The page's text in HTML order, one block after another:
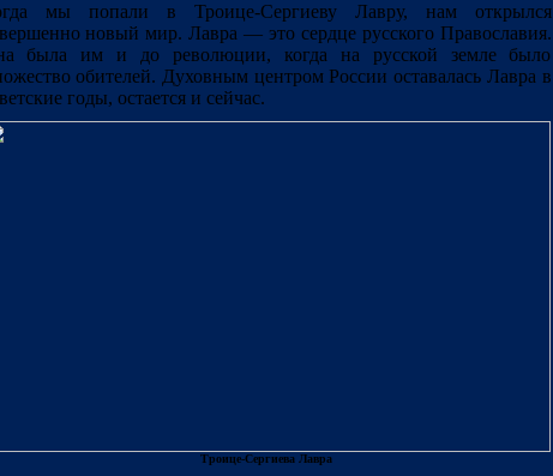
мы попали в Троице-Сергиеву Лавру, нам открылся
новый мир. Лавра ― это сердце русского Православия.
была им и до революции, когда на русской земле было
обителей. Духовным центром России оставалась Лавра в
годы, остается и сейчас.
Троице-Сергиева Лавра